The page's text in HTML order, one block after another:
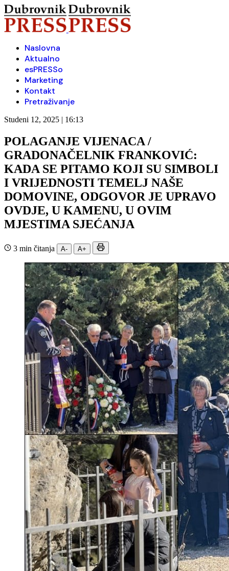
Naslovna
Aktualno
esPRESSo
Marketing
Kontakt
Pretraživanje
Studeni 12, 2025 | 16:13
POLAGANJE VIJENACA /
GRADONAČELNIK FRANKOVIĆ:
KADA SE PITAMO KOJI SU SIMBOLI
I VRIJEDNOSTI TEMELJ NAŠE
DOMOVINE, ODGOVOR JE UPRAVO
OVDJE, U KAMENU, U OVIM
MJESTIMA SJEĆANJA
3 min čitanja A- A+